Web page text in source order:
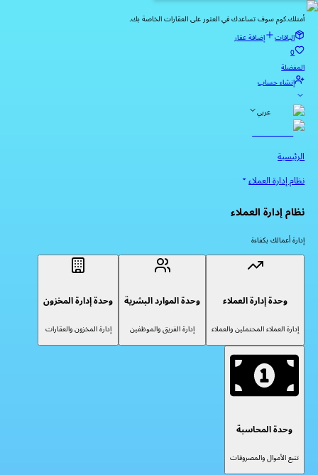
أمتلك.كوم سوف تساعدك في العثور على العقارات الخاصة بك.
الباقات
إضافة عقار
0
المفضلة
إنشاء حساب
عربي
الرئيسية
نظام إدارة العملاء
نظام إدارة العملاء
إدارة أعمالك بكفاءة
وحدة إدارة العملاء
إدارة العملاء المحتملين والعملاء
وحدة الموارد البشرية
إدارة الفريق والموظفين
وحدة إدارة المخزون
إدارة المخزون والعقارات
وحدة المحاسبة
تتبع الأموال والمصروفات